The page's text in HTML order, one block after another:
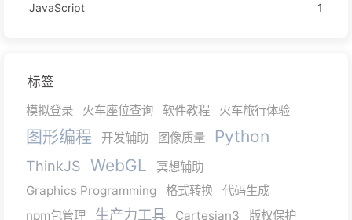
JavaScript
1
标签
模拟登录 火车座位查询 软件教程 火车旅行体验
图形编程 开发辅助 图像质量 Python
ThinkJS WebGL
冥想辅助
Graphics Programming
格式转换
代码生成
npm包管理
生产力工具 Cartesian3
版权保护